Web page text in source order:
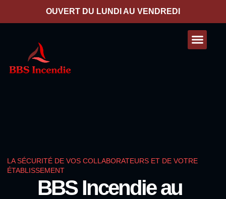
OUVERT DU LUNDI AU VENDREDI
LA SÉCURITÉ DE VOS COLLABORATEURS ET DE VOTRE
ÉTABLISSEMENT
BBS Incendie au